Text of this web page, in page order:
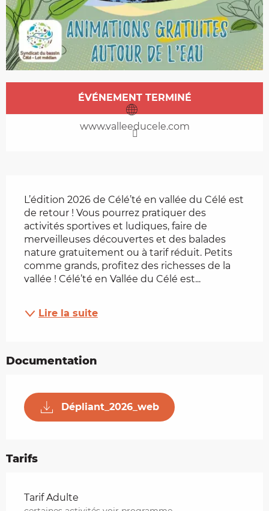
Ouverture et coordonnées
ÉVÉNEMENT TERMINÉ
www.valleeducele.com
L’édition 2026 de Célé’té en vallée du Célé est
de retour ! Vous pourrez pratiquer des
activités sportives et ludiques, faire de
merveilleuses découvertes et des balades
nature gratuitement ou à tarif réduit. Petits
comme grands, profitez des richesses de la
vallée ! Célé’té en Vallée du Célé est...
Lire la suite
Documentation
Dépliant_2026_web
Tarifs
Tarifs 2026
Tarif Adulte